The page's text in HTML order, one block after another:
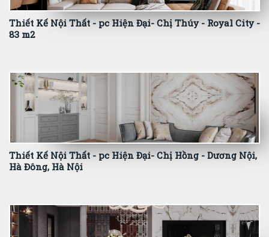
Thiết Kế Nội Thất - pc Hiện Đại- Chị Thúy - Royal City -
83 m2
Thiết Kế Nội Thất - pc Hiện Đại- Chị Hồng - Dương Nội,
Hà Đông, Hà Nội